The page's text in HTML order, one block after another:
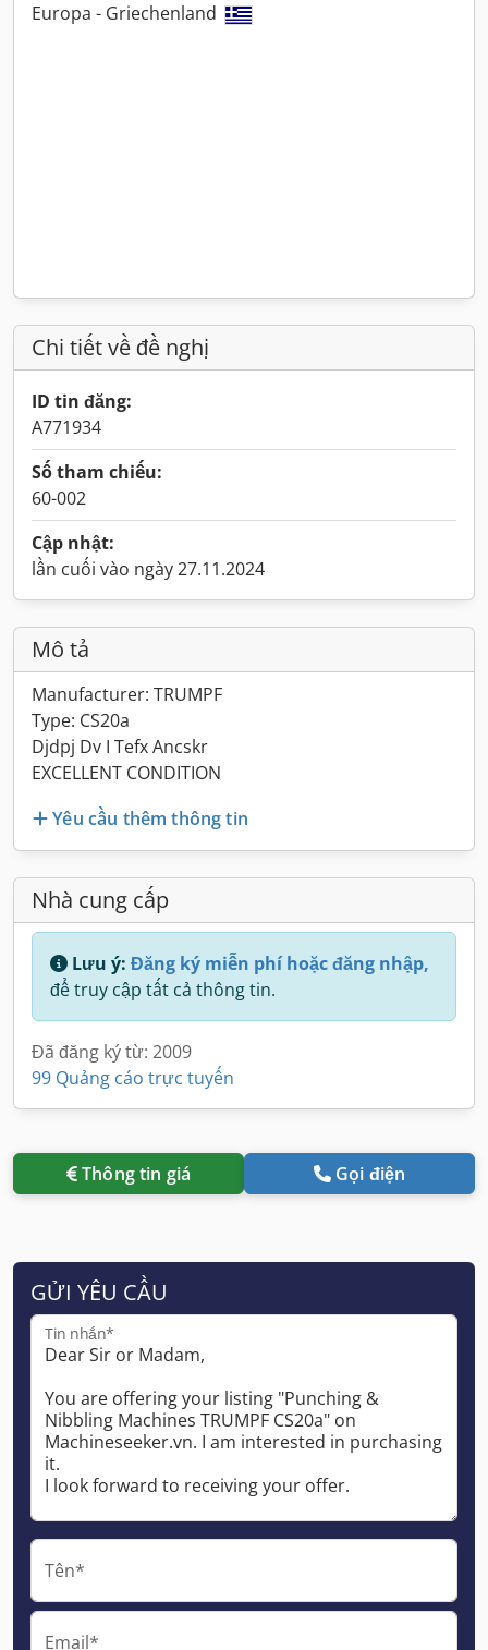
Europa - Griechenland
Chi tiết về đề nghị
ID tin đăng:
A771934
Số tham chiếu:
60-002
Cập nhật:
lần cuối vào ngày 27.11.2024
Mô tả
Manufacturer: TRUMPF
Type: CS20a
Djdpj Dv I Tefx Ancskr
EXCELLENT CONDITION
Yêu cầu thêm thông tin
Nhà cung cấp
Lưu ý: Đăng ký miễn phí hoặc đăng nhập,
để truy cập tất cả thông tin.
Đã đăng ký từ: 2009
99 Quảng cáo trực tuyến
Thông tin giá Gọi điện
GỬI YÊU CẦU
Tin nhắn*
Tên*
Email*